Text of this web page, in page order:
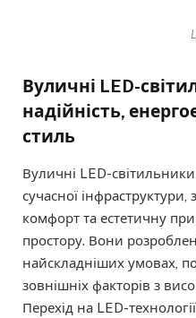
Вуличні LED-
надійність,
стиль
Вуличні LED-
сучасної інфраструктури,
комфорт та естетичну
простору. Вони
найскладніших умовах,
зовнішніх факторів з
Перехід на LED-